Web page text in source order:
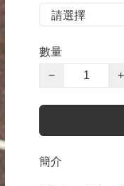
數量
−
+
簡介